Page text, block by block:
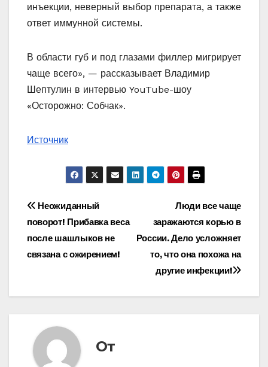
инъекции, неверный выбор препарата, а также
ответ иммунной системы.
В области губ и под глазами филлер мигрирует
чаще всего», — рассказывает Владимир
Шептулин в интервью YouTube-шоу
«Осторожно: Собчак».
Источник
Навигация
по
записям
Люди все чаще
заражаются корью в
России. Дело усложняет
то, что она похожа на
другие инфекции!
Неожиданный
поворот! Прибавка веса
после шашлыков не
связана с ожирением!
От